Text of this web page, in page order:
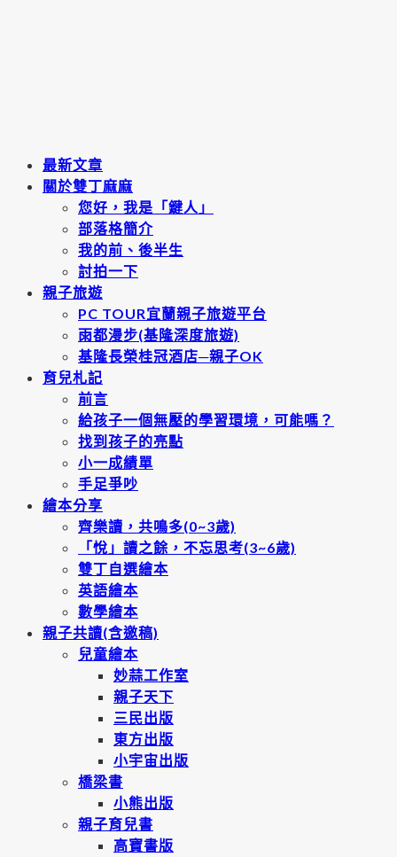
最新文章
關於雙丁麻麻
您好，我是「鍵人」
部落格簡介
我的前、後半生
討拍一下
親子旅遊
PC TOUR宜蘭親子旅遊平台
雨都漫步(基隆深度旅遊)
基隆長榮桂冠酒店─親子OK
育兒札記
前言
給孩子一個無壓的學習環境，可能嗎？
找到孩子的亮點
小一成績單
手足爭吵
繪本分享
齊樂讀，共鳴多(0~3歲)
「悅」讀之餘，不忘思考(3~6歲)
雙丁自選繪本
英語繪本
數學繪本
親子共讀(含邀稿)
兒童繪本
妙蒜工作室
親子天下
三民出版
東方出版
小宇宙出版
橋梁書
小熊出版
親子育兒書
高寶書版